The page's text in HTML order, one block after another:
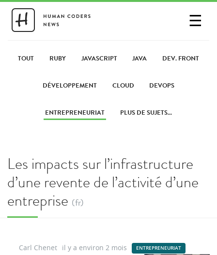
☰
PARTAGER UN LIEN
TOUT RUBY JAVASCRIPT JAVA DEV. FRONT
DÉVELOPPEMENT CLOUD DEVOPS
ENTREPRENEURIAT PLUS DE SUJETS...
Les impacts sur l’infrastructure
d’une revente de l’activité d’une
entreprise (fr)
Carl Chenet il y a environ 2 mois ENTREPRENEURIAT